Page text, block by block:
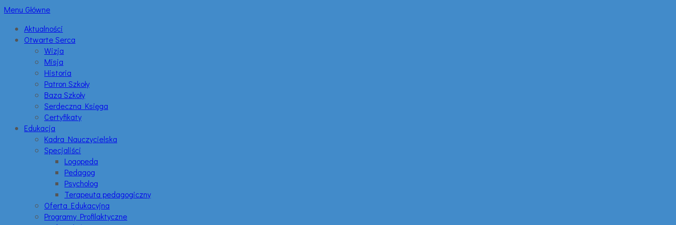
Menu Główne
Aktualności
Otwarte Serca
Wizja
Misja
Historia
Patron Szkoły
Baza Szkoły
Serdeczna Księga
Certyfikaty
Edukacja
Kadra Nauczycielska
Specjaliści
Logopeda
Pedagog
Psycholog
Terapeuta pedagogiczny
Oferta Edukacyjna
Programy Profilaktyczne